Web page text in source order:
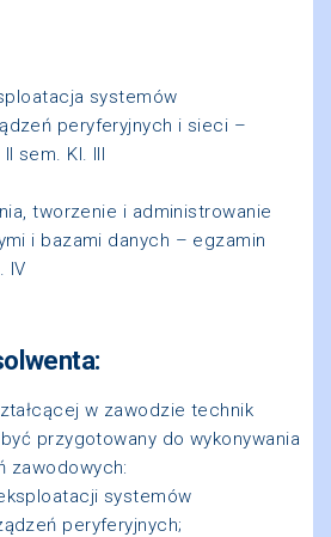
systemów
peryferyjnych i sieci –
sem. Kl. III
tworzenie i administrowanie
i bazami danych – egzamin
IV
w zawodzie technik
przygotowany do wykonywania
zawodowych:
systemów
peryferyjnych;